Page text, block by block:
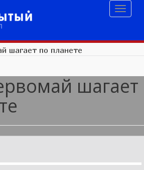
шагает по планете
шагает